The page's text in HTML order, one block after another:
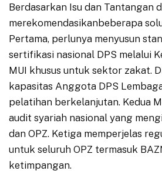
Berdasarkan Isu dan Tantangan
merekomendasikanbeberapa
Pertama, perlunya menyusun
sertifikasi nasional DPS melalui
MUI khusus untuk sektor zakat.
kapasitas Anggota DPS
pelatihan berkelanjutan. Kedua
audit syariah nasional yang
dan OPZ. Ketiga memperjelas
untuk seluruh OPZ termasuk
ketimpangan.